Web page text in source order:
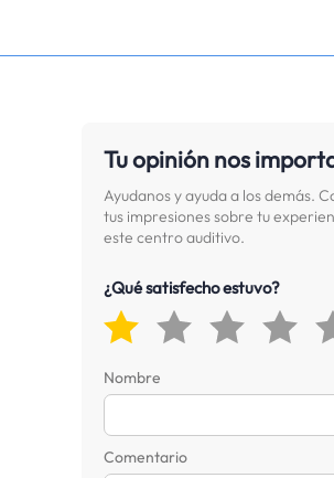
Tu opinión nos
Ayudanos y ayuda a los demás.
tus impresiones sobre tu
este centro auditivo.
¿Qué satisfecho estuvo?
Nombre
Comentario